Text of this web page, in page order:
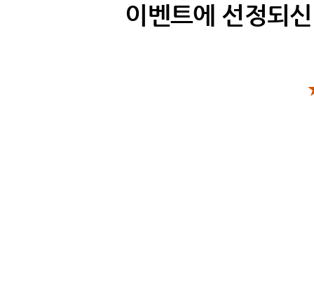
이벤트에 선정되